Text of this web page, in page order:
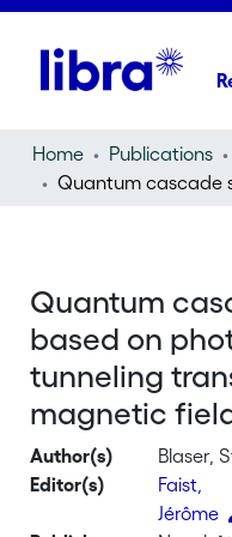
Home Publications
Quantum
based on
tunneling
magnetic
Author(s)
Blaser,
Editor(s)
Faist,
Jérôme